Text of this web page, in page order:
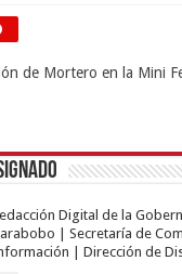
Digital de la
| Secretaría de
| Dirección de